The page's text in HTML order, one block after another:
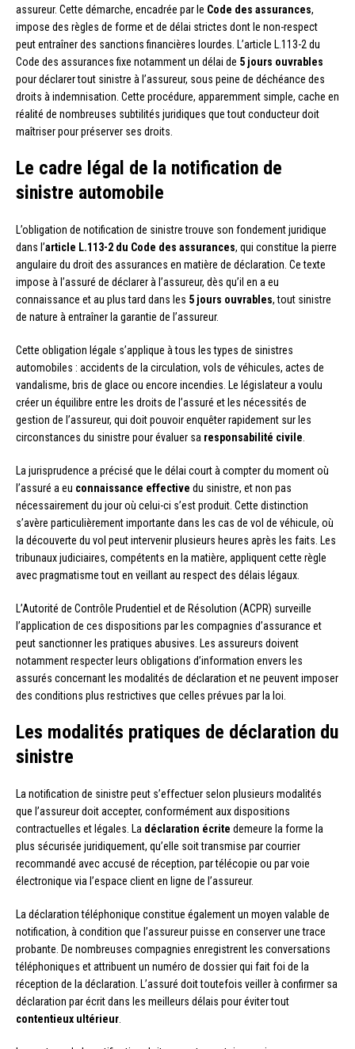
assureur. Cette démarche, encadrée par le Code des assurances,
impose des règles de forme et de délai strictes dont le non-respect
peut entraîner des sanctions financières lourdes. L’article L.113-2 du
Code des assurances fixe notamment un délai de 5 jours ouvrables
pour déclarer tout sinistre à l’assureur, sous peine de déchéance des
droits à indemnisation. Cette procédure, apparemment simple, cache en
réalité de nombreuses subtilités juridiques que tout conducteur doit
maîtriser pour préserver ses droits.
Le cadre légal de la notification de
sinistre automobile
L’obligation de notification de sinistre trouve son fondement juridique
dans l’article L.113-2 du Code des assurances, qui constitue la pierre
angulaire du droit des assurances en matière de déclaration. Ce texte
impose à l’assuré de déclarer à l’assureur, dès qu’il en a eu
connaissance et au plus tard dans les 5 jours ouvrables, tout sinistre
de nature à entraîner la garantie de l’assureur.
Cette obligation légale s’applique à tous les types de sinistres
automobiles : accidents de la circulation, vols de véhicules, actes de
vandalisme, bris de glace ou encore incendies. Le législateur a voulu
créer un équilibre entre les droits de l’assuré et les nécessités de
gestion de l’assureur, qui doit pouvoir enquêter rapidement sur les
circonstances du sinistre pour évaluer sa responsabilité civile.
La jurisprudence a précisé que le délai court à compter du moment où
l’assuré a eu connaissance effective du sinistre, et non pas
nécessairement du jour où celui-ci s’est produit. Cette distinction
s’avère particulièrement importante dans les cas de vol de véhicule, où
la découverte du vol peut intervenir plusieurs heures après les faits. Les
tribunaux judiciaires, compétents en la matière, appliquent cette règle
avec pragmatisme tout en veillant au respect des délais légaux.
L’Autorité de Contrôle Prudentiel et de Résolution (ACPR) surveille
l’application de ces dispositions par les compagnies d’assurance et
peut sanctionner les pratiques abusives. Les assureurs doivent
notamment respecter leurs obligations d’information envers les
assurés concernant les modalités de déclaration et ne peuvent imposer
des conditions plus restrictives que celles prévues par la loi.
Les modalités pratiques de déclaration du
sinistre
La notification de sinistre peut s’effectuer selon plusieurs modalités
que l’assureur doit accepter, conformément aux dispositions
contractuelles et légales. La déclaration écrite demeure la forme la
plus sécurisée juridiquement, qu’elle soit transmise par courrier
recommandé avec accusé de réception, par télécopie ou par voie
électronique via l’espace client en ligne de l’assureur.
La déclaration téléphonique constitue également un moyen valable de
notification, à condition que l’assureur puisse en conserver une trace
probante. De nombreuses compagnies enregistrent les conversations
téléphoniques et attribuent un numéro de dossier qui fait foi de la
réception de la déclaration. L’assuré doit toutefois veiller à confirmer sa
déclaration par écrit dans les meilleurs délais pour éviter tout
contentieux ultérieur.